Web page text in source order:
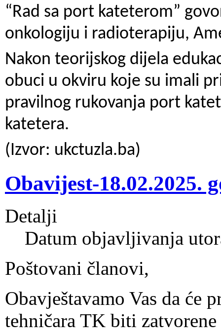
“Rad sa port kateterom”
onkologiju i radioterapiju,
Nakon teorijskog dijela
obuci u okviru koje su imali
pravilnog rukovanja port
katetera.
(Izvor: ukctuzla.ba)
Obavijest-18.02.2025.
Detalji
Datum objavljivanja
Poštovani članovi,
Obavještavamo Vas da će
tehničara TK biti